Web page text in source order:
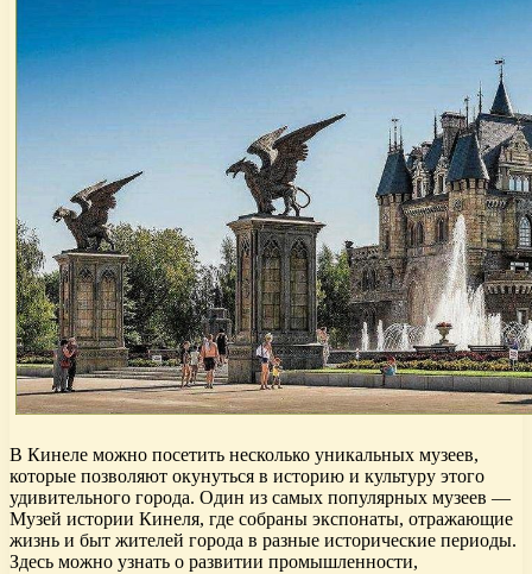
В Кинеле можно посетить несколько уникальных музеев,
которые позволяют окунуться в историю и культуру этого
удивительного города. Один из самых популярных музеев —
Музей истории Кинеля, где собраны экспонаты, отражающие
жизнь и быт жителей города в разные исторические периоды.
Здесь можно узнать о развитии промышленности,